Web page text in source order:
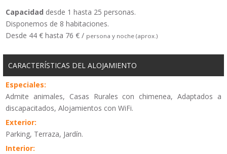
Capacidad desde 1 hasta 25 personas.
Disponemos de 8 habitaciones.
Desde 44 € hasta 76 € / persona y noche (aprox.)
CARACTERÍSTICAS DEL ALOJAMIENTO
Especiales:
Admite animales, Casas Rurales con chimenea, Adaptados a
discapacitados, Alojamientos con WiFi.
Exterior:
Parking, Terraza, Jardín.
Interior: